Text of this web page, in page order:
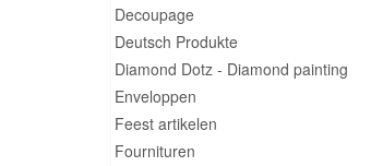
Decoupage
Deutsch Produkte
Diamond Dotz - Diamond painting
Enveloppen
Feest artikelen
Fournituren